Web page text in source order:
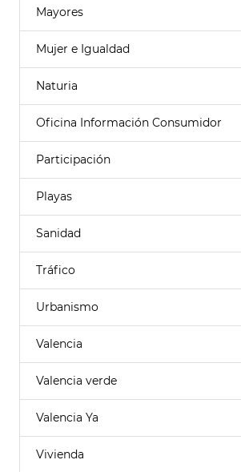
Mayores
Mujer e Igualdad
Naturia
Oficina Información Consumidor
Participación
Playas
Sanidad
Tráfico
Urbanismo
Valencia
Valencia verde
Valencia Ya
Vivienda